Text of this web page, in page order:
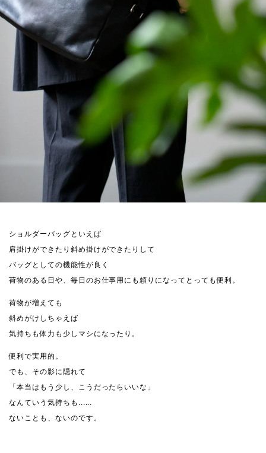
ショルダーバッグといえば
肩掛けができたり斜め掛けができたりして
バッグとしての機能性が良く
荷物のある日や、毎日のお仕事用にも頼りになってとっても便利。
荷物が増えても
斜めがけしちゃえば
気持ちも体力も少しマシになったり。
便利で実用的。
でも、その影に隠れて
「本当はもう少し、こうだったらいいな」
なんていう気持ちも......
ないことも、ないのです。